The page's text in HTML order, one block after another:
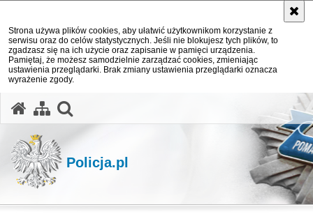
Strona używa plików cookies, aby ułatwić użytkownikom korzystanie z
serwisu oraz do celów statystycznych. Jeśli nie blokujesz tych plików, to
zgadzasz się na ich użycie oraz zapisanie w pamięci urządzenia.
Pamiętaj, że możesz samodzielnie zarządzać cookies, zmieniając
ustawienia przeglądarki. Brak zmiany ustawienia przeglądarki oznacza
wyrażenie zgody.
Policja.pl